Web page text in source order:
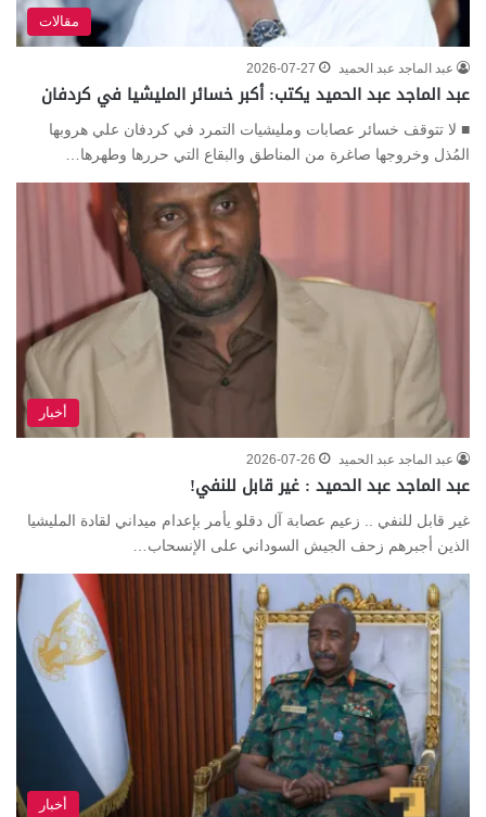
مقالات
عبد الماجد عبد الحميد 2026-07-27
عبد الماجد عبد الحميد يكتب: أكبر خسائر المليشيا في كردفان
■ لا تتوقف خسائر عصابات ومليشيات التمرد في كردفان علي هروبها
المُذل وخروجها صاغرة من المناطق والبقاع التي حررها وطهرها…
أخبار
عبد الماجد عبد الحميد 2026-07-26
عبد الماجد عبد الحميد : غير قابل للنفي!
غير قابل للنفي .. زعيم عصابة آل دقلو يأمر بإعدام ميداني لقادة المليشيا
الذين أجبرهم زحف الجيش السوداني على الإنسحاب…
أخبار